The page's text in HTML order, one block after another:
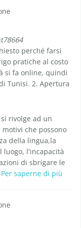
perché farsi
pratiche al costo
si fa online, quindi
Tunisi. 2. Apertura
rivolge ad un
che possono
della lingua,la
luogo, l'incapacità
di sbrigare le
Per saperne di più